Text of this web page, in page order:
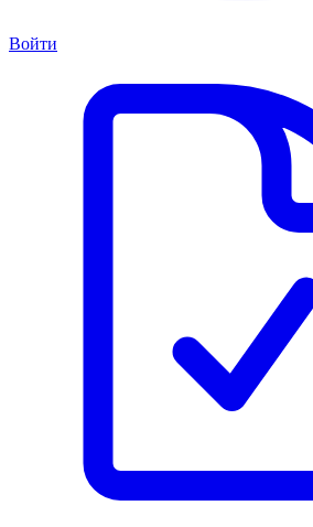
Войти